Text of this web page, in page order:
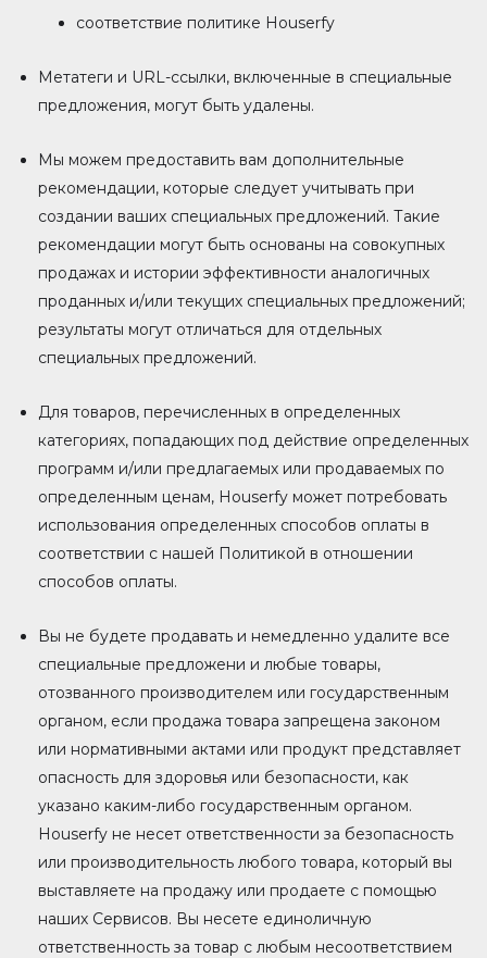
соответствие политике Houserfy
Метатеги и URL-ссылки, включенные в специальные
предложения, могут быть удалены.
Мы можем предоставить вам дополнительные
рекомендации, которые следует учитывать при
создании ваших специальных предложений. Такие
рекомендации могут быть основаны на совокупных
продажах и истории эффективности аналогичных
проданных и/или текущих специальных предложений;
результаты могут отличаться для отдельных
специальных предложений.
Для товаров, перечисленных в определенных
категориях, попадающих под действие определенных
программ и/или предлагаемых или продаваемых по
определенным ценам, Houserfy может потребовать
использования определенных способов оплаты в
соответствии с нашей Политикой в отношении
способов оплаты.
Вы не будете продавать и немедленно удалите все
специальные предложени и любые товары,
отозванного производителем или государственным
органом, если продажа товара запрещена законом
или нормативными актами или продукт представляет
опасность для здоровья или безопасности, как
указано каким-либо государственным органом.
Houserfy не несет ответственности за безопасность
или производительность любого товара, который вы
выставляете на продажу или продаете с помощью
наших Сервисов. Вы несете единоличную
ответственность за товар с любым несоответствием